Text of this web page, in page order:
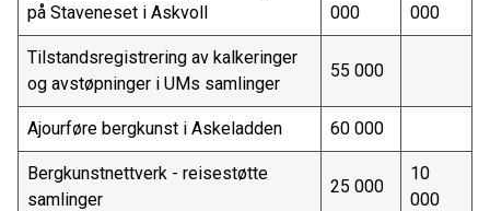
på Staveneset i Askvoll
000
000
Tilstandsregistrering av kalkeringer
og avstøpninger i UMs samlinger
55 000
Ajourføre bergkunst i Askeladden 60 000
Bergkunstnettverk - reisestøtte
samlinger
25 000
10
000